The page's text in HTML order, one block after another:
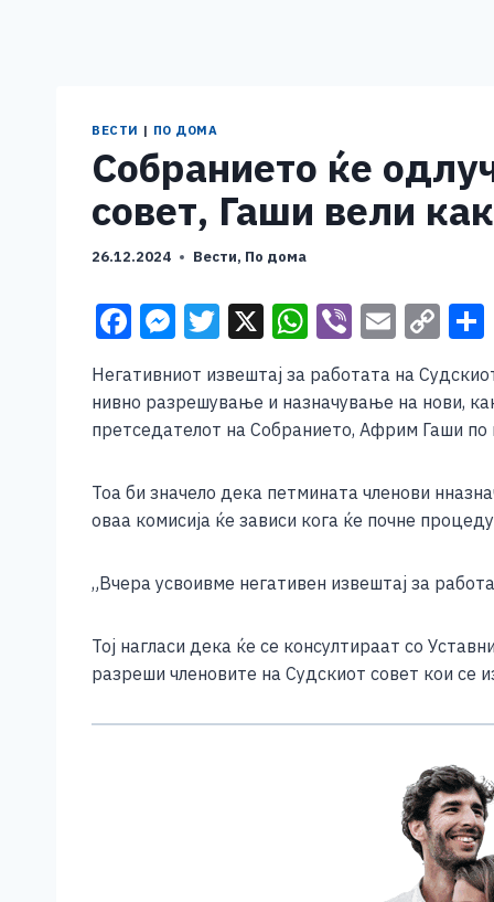
ВЕСТИ | ПО ДОМА
Собранието ќе
совет, Гаши вели
26.12.2024 Вести, По дома
F
c
e
o
o
k
M
ss
e
g
er
T
tt
er
X W
at
s
p
p
Vi
er
E
m
ai
l
C
p
y
n
k
Негативниот извештај за работата на
нивно разрешување и назначување на нови,
претседателот на Собранието, Африм Гаши по
Тоа би значело дека петмината членови
оваа комисија ќе зависи кога ќе почне
„Вчера усвоивме негативен извештај за
Тој нагласи дека ќе се консултираат со
разреши членовите на Судскиот совет кои се